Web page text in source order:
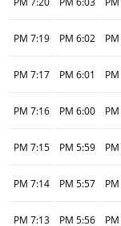
6:02 PM
7:19 PM
6:01 PM
7:17 PM
6:00 PM
7:16 PM
5:59 PM
7:15 PM
5:57 PM
7:14 PM
5:56 PM
7:13 PM